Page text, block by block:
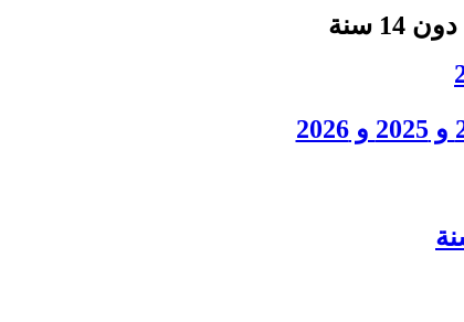
دون 14 سنة
و 2025 و 2026